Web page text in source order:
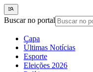
Buscar no portal
Capa
Últimas Notícias
Esporte
Eleições 2026